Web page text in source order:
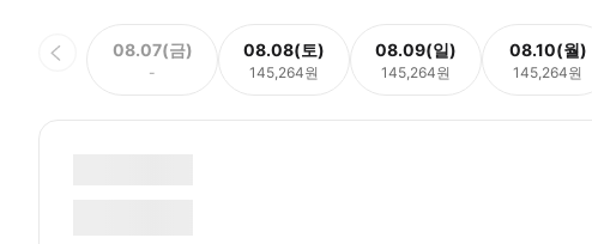
08.07(금)
-
08.08(토)
145,264원
08.09(일)
145,264원
08.10(월)
145,264원